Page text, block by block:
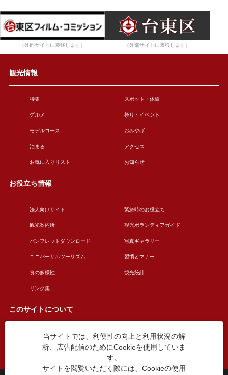
（外部サイトに遷移します） （外部サイトに遷移します）
観光情報
特集 スポット・体験
グルメ 祭り・イベント
モデルコース おみやげ
泊まる アクセス
お気に入りリスト お知らせ
お役立ち情報
法人向けサイト 緊急時のお役立ち
観光案内所 観光ボランティアガイド
パンフレットダウンロード 写真ギャラリー
ユニバーサルツーリズム 習慣とマナー
食の多様性 観光統計
リンク集
このサイトについて
このサイトについて 広告掲載について
お問い合わせ
当サイトでは、利便性の向上と利用状況の解
析、広告配信のためにCookieを使用していま
す。
サイトを閲覧いただく際には、Cookieの使用